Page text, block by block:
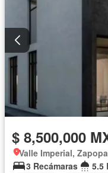
$ 8,500,000
Valle Imperial,
3 Recámaras
5.5